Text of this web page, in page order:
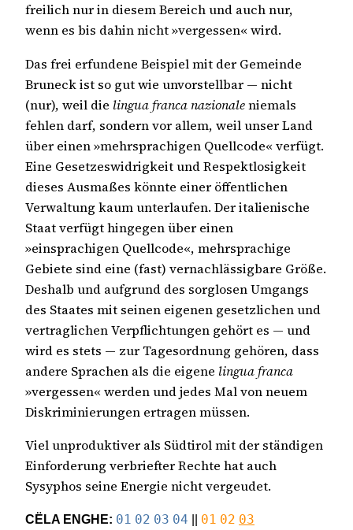
freilich nur in diesem Bereich und auch nur,
wenn es bis dahin nicht »vergessen« wird.
Das frei erfundene Beispiel mit der Gemeinde
Bruneck ist so gut wie unvorstellbar — nicht
(nur), weil die lingua franca nazionaleniemals
fehlen darf, sondern vor allem, weil unser Land
über einen »mehrsprachigen Quellcode« verfügt.
Eine Gesetzeswidrigkeit und Respektlosigkeit
dieses Ausmaßes könnte einer öffentlichen
Verwaltung kaum unterlaufen. Der italienische
Staat verfügt hingegen über einen
»einsprachigen Quellcode«, mehrsprachige
Gebiete sind eine (fast) vernachlässigbare Größe.
Deshalb und aufgrund des sorglosen Umgangs
des Staates mit seinen eigenen gesetzlichen und
vertraglichen Verpflichtungen gehört es — und
wird es stets — zur Tagesordnung gehören, dass
andere Sprachen als die eigene lingua franca
»vergessen« werden und jedes Mal von neuem
Diskriminierungen ertragen müssen.
Viel unproduktiver als Südtirol mit der ständigen
Einforderung verbriefter Rechte hat auch
Sysyphos seine Energie nicht vergeudet.
CËLA ENGHE: 01 02 03 04 || 01 02 03